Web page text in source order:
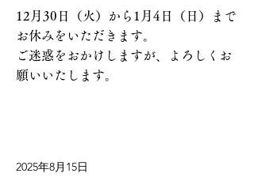
12月30日（火）から1月4日（日）まで
お休みをいただきます。
ご迷惑をおかけしますが、よろしくお
願いいたします。
2025年8月15日